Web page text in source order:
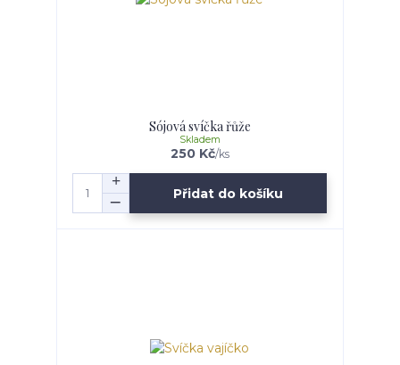
Sójová svíčka řůže
250 Kč/ks
Skladem
Přidat do košíku